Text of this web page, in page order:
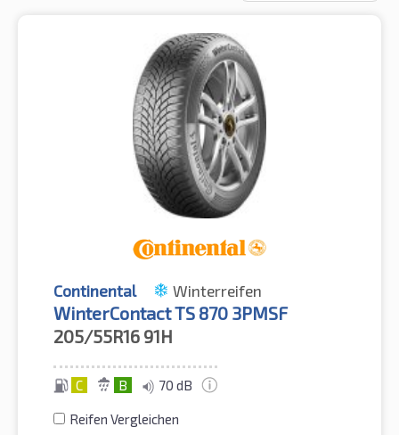
Continental Winterreifen
WinterContact TS 870 3PMSF
205/55R16 91H
C B 70 dB
Reifen Vergleichen